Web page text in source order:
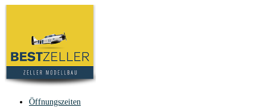
Öffnungszeiten